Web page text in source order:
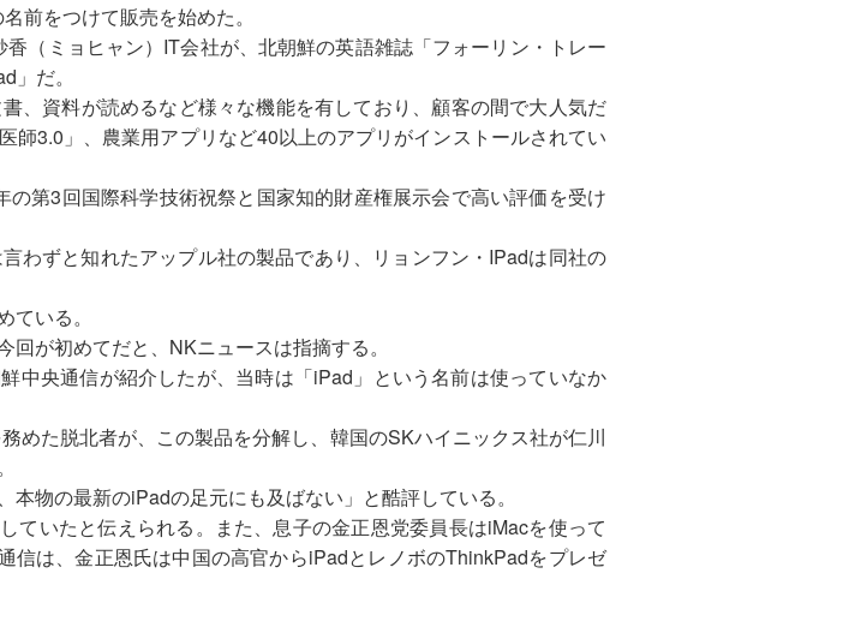
前をつけて販売を始めた。
（ミョヒャン）IT会社が、北朝鮮の英語雑誌「フォーリン・トレー
だ。
、資料が読めるなど様々な機能を有しており、顧客の間で大人気だ
師3.0」、農業用アプリなど40以上のアプリがインストールされてい
第3回国際科学技術祝祭と国家知的財産権展示会で高い評価を受け
わずと知れたアップル社の製品であり、リョンフン・IPadは同社の
いる。
が初めてだと、NKニュースは指摘する。
中央通信が紹介したが、当時は「iPad」という名前は使っていなか
めた脱北者が、この製品を分解し、韓国のSKハイニックス社が仁川
物の最新のiPadの足元にも及ばない」と酷評している。
ていたと伝えられる。また、息子の金正恩党委員長はiMacを使って
は、金正恩氏は中国の高官からiPadとレノボのThinkPadをプレゼ